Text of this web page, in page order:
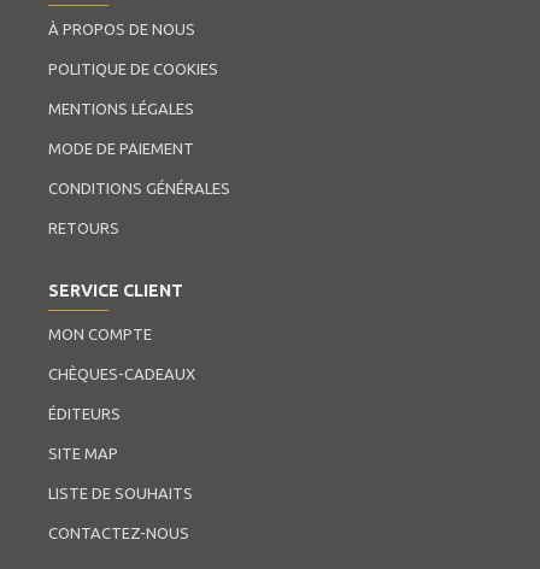
À PROPOS DE NOUS
POLITIQUE DE COOKIES
MENTIONS LÉGALES
MODE DE PAIEMENT
CONDITIONS GÉNÉRALES
RETOURS
SERVICE CLIENT
MON COMPTE
CHÈQUES-CADEAUX
ÉDITEURS
SITE MAP
LISTE DE SOUHAITS
CONTACTEZ-NOUS